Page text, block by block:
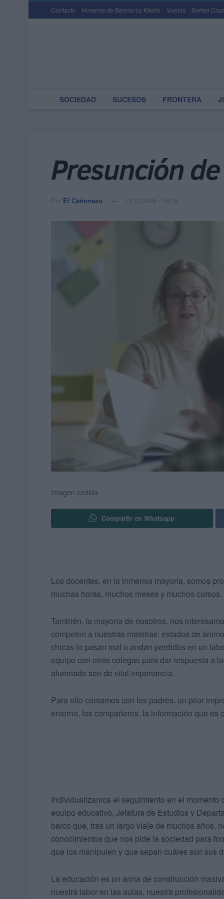
Contacto Horarios de Barcos by Kikoto Vuelos Sorteo
SOCIEDAD SUCESOS FRONTERA
Presunción
Por El Cañonazo 11/12/2025 - 04:25
Imagen cedida
Compartir en Whatsapp
Los docentes, en la inmensa mayoría, somos
muchas horas, muchos meses y muchos cursos.
También, la mayoría de nosotros, nos
competen a nuestras materias: estados de
chicas lo pasan mal o andan perdidos en un
equipo con otros colegas para dar respuesta a
alumnado son de vital importancia.
Para ello contamos con los padres, un pilar
entorno, los compañeros, la información que
Individualizamos el seguimiento en el
equipo educativo, Jefatura de Estudios y
barco que, tras un largo viaje de muchos años,
conocimientos que nos pide la sociedad para
que los manipulen y que sepan cuáles son sus
La educación es un arma de construcción
nuestra labor en las aulas, nuestra